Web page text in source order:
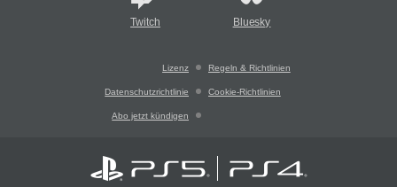
Twitch Bluesky
Lizenz Regeln & Richtlinien
Datenschutzrichtlinie Cookie-Richtlinien
Abo jetzt kündigen